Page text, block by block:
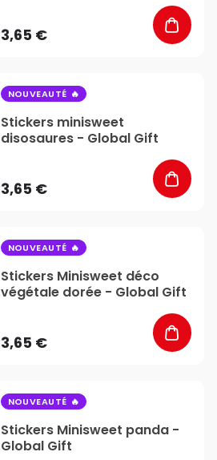
3,65 €
NOUVEAUTÉ
Stickers minisweet
disosaures - Global Gift
3,65 €
NOUVEAUTÉ
Stickers Minisweet déco
végétale dorée - Global Gift
3,65 €
NOUVEAUTÉ
Stickers Minisweet panda -
Global Gift